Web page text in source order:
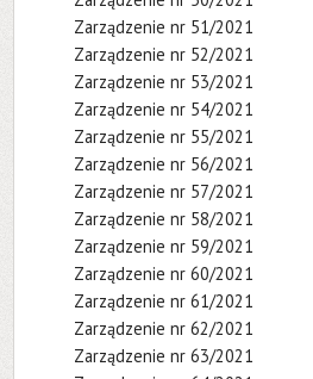
Zarządzenie nr 51/2021
Zarządzenie nr 52/2021
Zarządzenie nr 53/2021
Zarządzenie nr 54/2021
Zarządzenie nr 55/2021
Zarządzenie nr 56/2021
Zarządzenie nr 57/2021
Zarządzenie nr 58/2021
Zarządzenie nr 59/2021
Zarządzenie nr 60/2021
Zarządzenie nr 61/2021
Zarządzenie nr 62/2021
Zarządzenie nr 63/2021